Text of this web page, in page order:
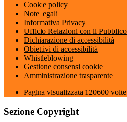
Cookie policy
Note legali
Informativa Privacy
Ufficio Relazioni con il Pubblico
Dichiarazione di accessibilità
Obiettivi di accessibilità
Whistleblowing
Gestione consensi cookie
Amministrazione trasparente
Pagina visualizzata 120600 volte
Sezione Copyright